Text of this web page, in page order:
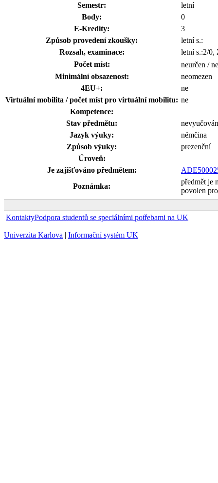
Semestr:
letní
Body:
0
E-Kredity:
3
Způsob provedení zkoušky:
letní s.:
Rozsah, examinace:
letní s.:2/
Počet míst:
neurčen /
Minimální obsazenost:
neomezen
4EU+:
ne
Virtuální mobilita / počet míst pro virtuální mobilitu: ne
Kompetence:
Stav předmětu:
nevyučován
Jazyk výuky:
němčina
Způsob výuky:
prezenční
Úroveň:
Je zajišťováno předmětem:
Poznámka:
předmět je
povolen
KontaktyPodpora studentů se speciálními potřebami na UK
Univerzita Karlova | Informační systém UK